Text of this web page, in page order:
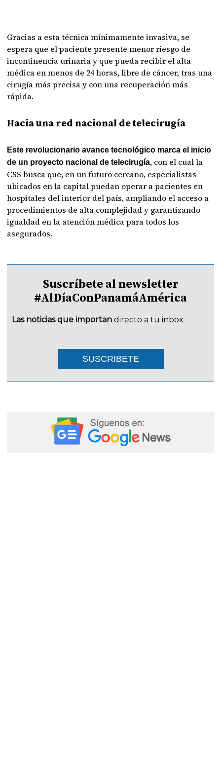
Gracias a esta técnica mínimamente invasiva, se
espera que el paciente presente menor riesgo de
incontinencia urinaria y que pueda recibir el alta
médica en menos de 24 horas, libre de cáncer, tras una
cirugía más precisa y con una recuperación más
rápida.
Hacia una red nacional de telecirugía
Este revolucionario avance tecnológico marca el inicio
de un proyecto nacional de telecirugía, con el cual la
CSS busca que, en un futuro cercano, especialistas
ubicados en la capital puedan operar a pacientes en
hospitales del interior del país, ampliando el acceso a
procedimientos de alta complejidad y garantizando
igualdad en la atención médica para todos los
asegurados.
Suscríbete al newsletter
#AlDíaConPanamáAmérica
Las noticias que importan directo a tu inbox
SUSCRIBETE